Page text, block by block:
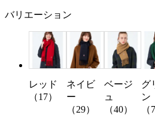
バリエーション
レッド
（17）
ネイビ
ー
（29）
ベージ
ュ
（40）
グ
ン
（